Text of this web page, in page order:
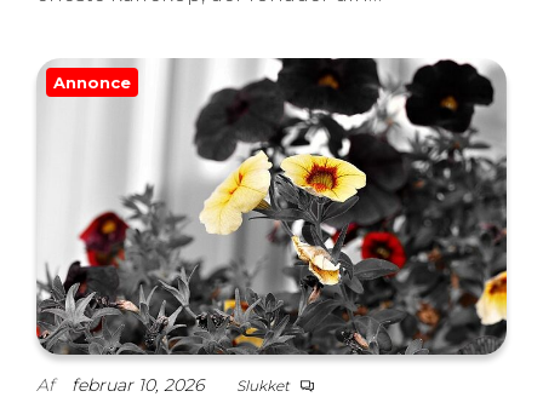
Annonce
Af februar 10, 2026 Slukket